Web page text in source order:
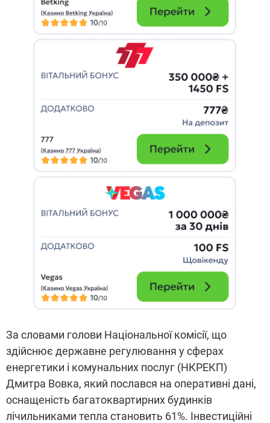
За словами голови Національної комісії, що
здійснює державне регулювання у сферах
енергетики і комунальних послуг (НКРЕКП)
Дмитра Вовка, який послався на оперативні дані,
оснащеність багатоквартирних будинків
лічильниками тепла становить 61%. Інвестиційні